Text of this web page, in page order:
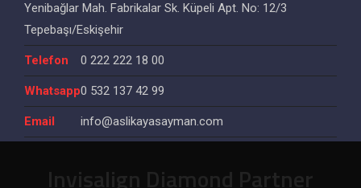
Yenibağlar Mah. Fabrikalar Sk. Küpeli Apt. No: 12/3
Tepebaşı/Eskişehir
Telefon 0 222 222 18 00
Whatsapp0 532 137 42 99
Email info@aslikayasayman.com
Invisalign Diamond Partner